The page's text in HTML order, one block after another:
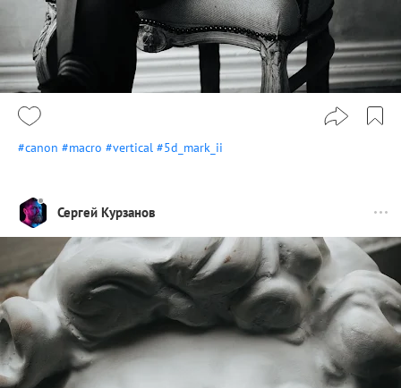
#canon #macro #vertical #5d_mark_ii
Сергей Курзанов